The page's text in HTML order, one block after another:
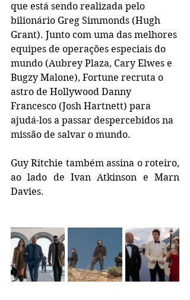
que está sendo realizada pelo
bilionário Greg Simmonds (Hugh
Grant). Junto com uma das melhores
equipes de operações especiais do
mundo (Aubrey Plaza, Cary Elwes e
Bugzy Malone), Fortune recruta o
astro de Hollywood Danny
Francesco (Josh Hartnett) para
ajudá-los a passar despercebidos na
missão de salvar o mundo.
Guy Ritchie também assina o roteiro,
ao lado de Ivan Atkinson e Marn
Davies.